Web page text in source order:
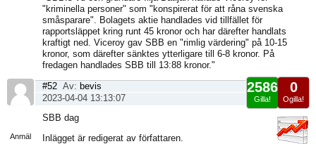
"kriminella personer" som "konspirerat för att råna svenska
småsparare". Bolagets aktie handlades vid tillfället för
rapportsläppet kring runt 45 kronor och har därefter handlats
kraftigt ned. Viceroy gav SBB en "rimlig värdering" på 10-15
kronor, som därefter sänktes ytterligare till 6-8 kronor. På
fredagen handlades SBB till 13:88 kronor."
Anmäl
0
Ogilla!
2586
Gilla!
#52 Av: bevis
2023-04-04 13:13:07
SBB dag
Inlägget är redigerat av författaren.